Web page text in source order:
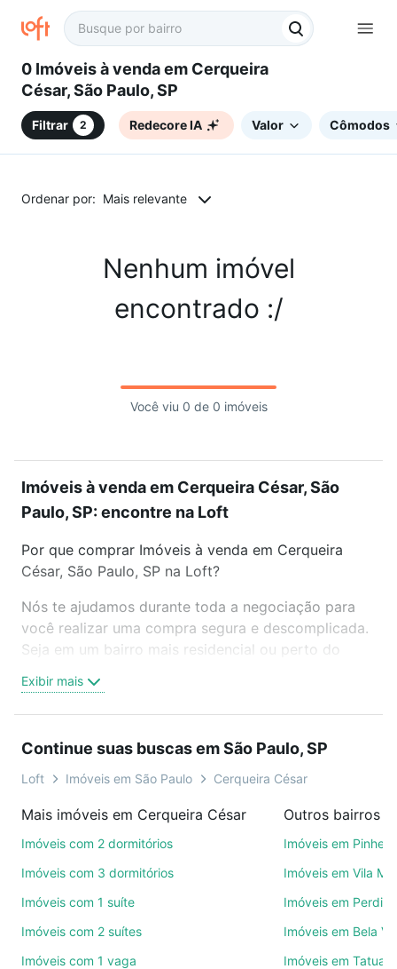
0 Imóveis à venda em Cerqueira
César, São Paulo, SP
Filtrar 2 Redecore IA Valor Cômodos
Ordenar por: Mais relevante
Nenhum imóvel
encontrado :/
Você viu 0 de 0 imóveis
Imóveis à venda em Cerqueira César, São
Paulo, SP: encontre na Loft
Por que comprar Imóveis à venda em Cerqueira
César, São Paulo, SP na Loft?
Nós te ajudamos durante toda a negociação para
você realizar uma compra segura e descomplicada.
Seja em um bairro mais residencial ou perto do
oferta ideal de Imóveis à venda em Cerqueira César,
São Paulo, SP para conquistar seu sonho. Agende
sem compromisso e você ainda conta com mais de
46 mil corretores e imobiliárias te ajudando na
Como escolher um imóvel?
Use barra de busca no topo para pesquisar por
também pode usar os filtros como quantidade de
quartos, suítes, com ou sem vaga de garagem para
combinar perfeitamente com o preço, metragem e
Exibir mais
Continue suas buscas em São Paulo, SP
Loft Imóveis em São Paulo Cerqueira César
Mais imóveis em Cerqueira César
Imóveis com 2 dormitórios
Imóveis com 3 dormitórios
Imóveis com 1 suíte
Imóveis com 2 suítes
Imóveis com 1 vaga
Outros bairros
Imóveis em
Imóveis em Vila
Imóveis em
Imóveis em Bela
Imóveis em